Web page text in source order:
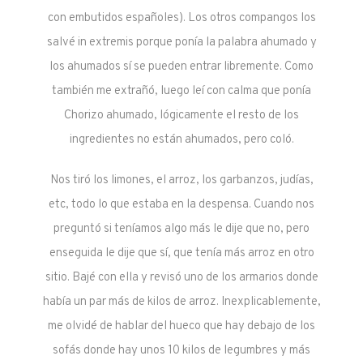
con embutidos españoles). Los otros compangos los
salvé in extremis porque ponía la palabra ahumado y
los ahumados sí se pueden entrar libremente. Como
también me extrañó, luego leí con calma que ponía
Chorizo ahumado, lógicamente el resto de los
ingredientes no están ahumados, pero coló.
Nos tiró los limones, el arroz, los garbanzos, judías,
etc, todo lo que estaba en la despensa. Cuando nos
preguntó si teníamos algo más le dije que no, pero
enseguida le dije que sí, que tenía más arroz en otro
sitio. Bajé con ella y revisó uno de los armarios donde
había un par más de kilos de arroz. Inexplicablemente,
me olvidé de hablar del hueco que hay debajo de los
sofás donde hay unos 10 kilos de legumbres y más